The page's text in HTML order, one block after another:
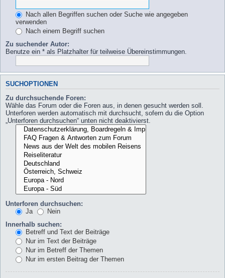
Nach allen Begriffen suchen oder Suche wie angegeben
verwenden
Nach einem Begriff suchen
Zu suchender Autor:
Benutze ein * als Platzhalter für teilweise Übereinstimmungen.
SUCHOPTIONEN
Zu durchsuchende Foren:
Wähle das Forum oder die Foren aus, in denen gesucht werden soll.
Unterforen werden automatisch mit durchsucht, sofern du die Option
„Unterforen durchsuchen“ unten nicht deaktivierst.
Unterforen durchsuchen:
Ja
Nein
Innerhalb suchen:
Betreff und Text der Beiträge
Nur im Text der Beiträge
Nur im Betreff der Themen
Nur im ersten Beitrag der Themen